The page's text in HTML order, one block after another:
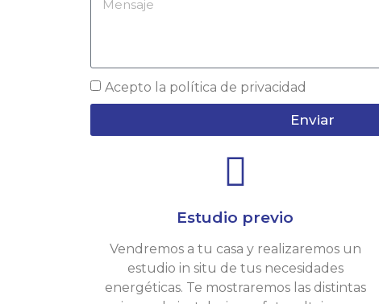
Acepto la política de privacidad
Enviar
Estudio previo
Vendremos a tu casa y realizaremos un
estudio in situ de tus necesidades
energéticas. Te mostraremos las distintas